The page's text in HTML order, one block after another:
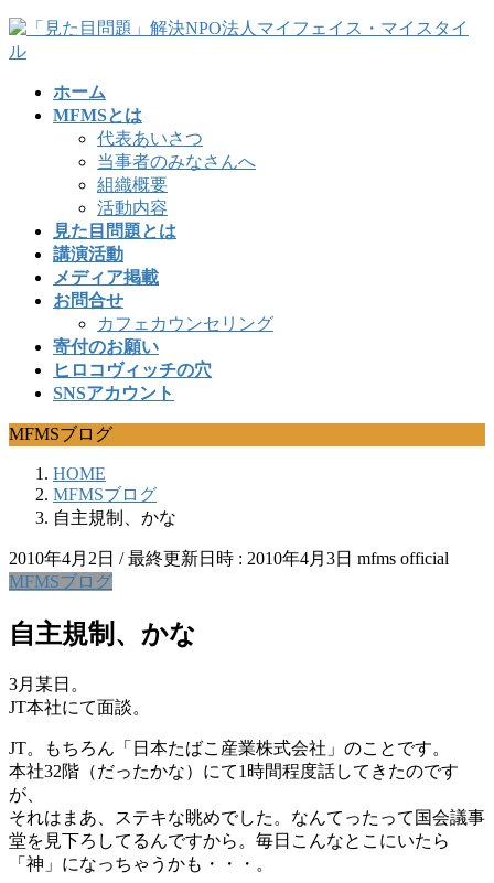
コ
ン
ナ
ビ
ホーム
MFMSとは
代表あいさつ
当事者のみなさんへ
組織概要
活動内容
見た目問題とは
講演活動
メディア掲載
お問合せ
カフェカウンセリング
寄付のお願い
ヒロコヴィッチの穴
SNSアカウント
MFMSブログ
HOME
MFMSブログ
自主規制、かな
2010年4月2日 / 最終更新日時 : 2010年4月3日 mfms official
MFMSブログ
自主規制、かな
3月某日。
JT本社にて面談。
JT。もちろん「日本たばこ産業株式会社」のことです。
本社32階（だったかな）にて1時間程度話してきたのです
が、
それはまあ、ステキな眺めでした。なんてったって国会議事
堂を見下ろしてるんですから。毎日こんなとこにいたら
「神」になっちゃうかも・・・。